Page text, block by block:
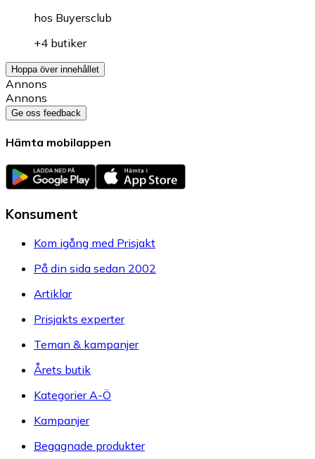
hos Buyersclub
+4 butiker
Hoppa över innehållet
Annons
Annons
Ge oss feedback
Hämta mobilappen
Konsument
Kom igång med Prisjakt
På din sida sedan 2002
Artiklar
Prisjakts experter
Teman & kampanjer
Årets butik
Kategorier A-Ö
Kampanjer
Begagnade produkter